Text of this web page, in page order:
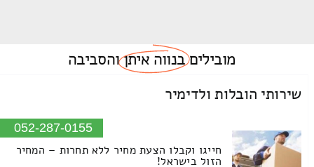
מוביליםבנווה איתןוהסביבה
שירותי הובלות ולדימיר
052-287-0155
חייגו וקבלו הצעת מחיר ללא תחרות – המחיר
הזול בישראל!